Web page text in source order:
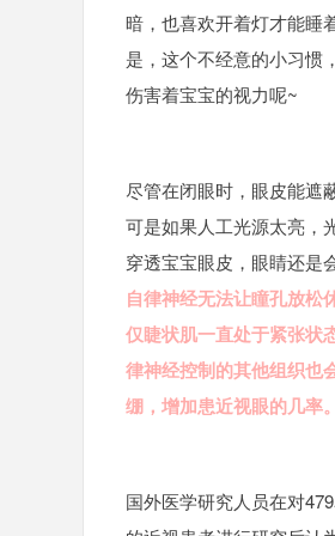
暗，也喜欢开着灯才能睡
是，这个不经意的小习惯
伤害着宝宝的视力呢~
尽管在闭眼时，眼皮能遮
可是如果人工光源太亮，
穿透宝宝眼皮，眼睛还是
自律神经无法让瞳孔放松
仅睫状肌一直处于紧张状
律神经控制的其他组织也
绷，增加患近视眼的几率。
国外医学研究人员在对